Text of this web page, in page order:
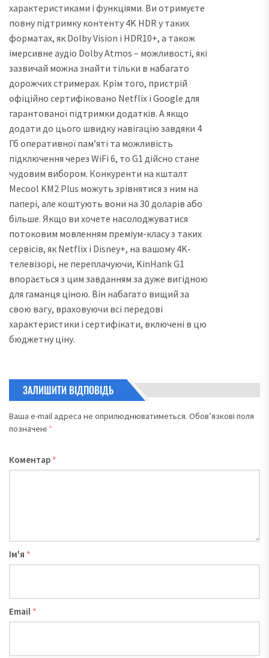
характеристиками і функціями. Ви отримуєте
повну підтримку контенту 4K HDR у таких
форматах, як Dolby Vision і HDR10+, а також
імерсивне аудіо Dolby Atmos – можливості, які
зазвичай можна знайти тільки в набагато
дорожчих стримерах. Крім того, пристрій
офіційно сертифіковано Netflix і Google для
гарантованої підтримки додатків. А якщо
додати до цього швидку навігацію завдяки 4
Гб оперативної пам’яті та можливість
підключення через WiFi 6, то G1 дійсно стане
чудовим вибором. Конкуренти на кшталт
Mecool KM2 Plus можуть зрівнятися з ним на
папері, але коштують вони на 30 доларів або
більше. Якщо ви хочете насолоджуватися
потоковим мовленням преміум-класу з таких
сервісів, як Netflix і Disney+, на вашому 4K-
телевізорі, не переплачуючи, KinHank G1
впорається з цим завданням за дуже вигідною
для гаманця ціною. Він набагато вищий за
свою вагу, враховуючи всі передові
характеристики і сертифікати, включені в цю
бюджетну ціну.
ЗАЛИШИТИ ВІДПОВІДЬ
Ваша e-mail адреса не оприлюднюватиметься. Обов’язкові поля
позначені *
Коментар *
Ім'я *
Email *